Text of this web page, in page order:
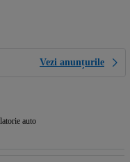
Vezi anunțurile
auto